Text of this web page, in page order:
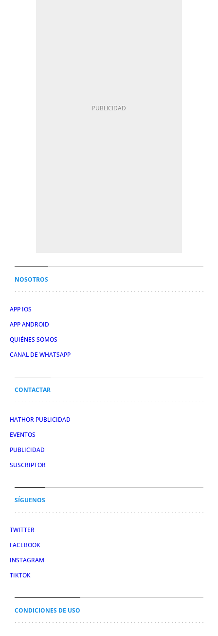
NOSOTROS
APP IOS
APP ANDROID
QUIÉNES SOMOS
CANAL DE WHATSAPP
CONTACTAR
HATHOR PUBLICIDAD
EVENTOS
PUBLICIDAD
SUSCRIPTOR
SÍGUENOS
TWITTER
FACEBOOK
INSTAGRAM
TIKTOK
CONDICIONES DE USO